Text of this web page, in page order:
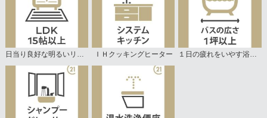
ＩＨクッキングヒーター